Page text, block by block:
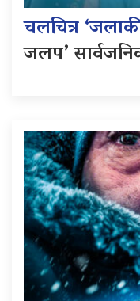
चलचित्र
जलप’